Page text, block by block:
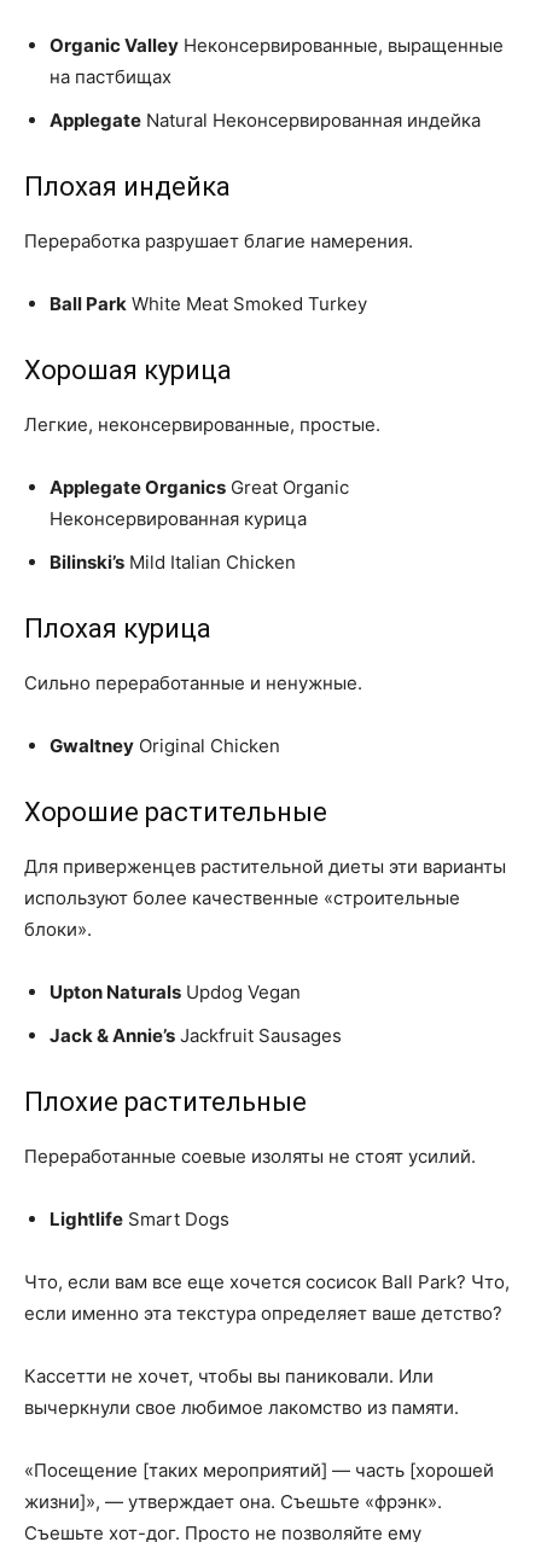
Organic Valley Неконсервированные, выращенные
на пастбищах
Applegate Natural Неконсервированная индейка
Плохая индейка
Переработка разрушает благие намерения.
Ball Park White Meat Smoked Turkey
Хорошая курица
Легкие, неконсервированные, простые.
Applegate Organics Great Organic
Неконсервированная курица
Bilinski’s Mild Italian Chicken
Плохая курица
Сильно переработанные и ненужные.
Gwaltney Original Chicken
Хорошие растительные
Для приверженцев растительной диеты эти варианты
используют более качественные «строительные
блоки».
Upton Naturals Updog Vegan
Jack & Annie’s Jackfruit Sausages
Плохие растительные
Переработанные соевые изоляты не стоят усилий.
Lightlife Smart Dogs
Что, если вам все еще хочется сосисок Ball Park? Что,
если именно эта текстура определяет ваше детство?
Кассетти не хочет, чтобы вы паниковали. Или
вычеркнули свое любимое лакомство из памяти.
«Посещение [таких мероприятий] — часть [хорошей
жизни]», — утверждает она. Съешьте «фрэнк».
Съешьте хот-дог. Просто не позволяйте ему